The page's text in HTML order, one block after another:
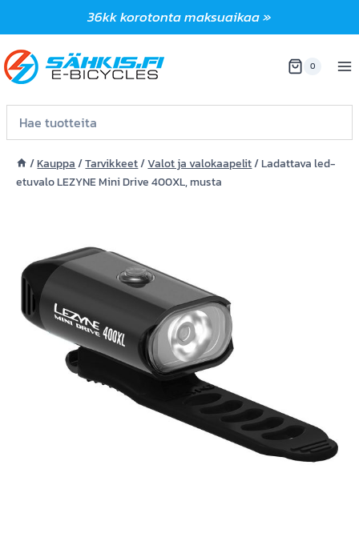
sisältöön
36kk korotonta maksuaikaa »
0
/Kauppa /Tarvikkeet/Valot ja valokaapelit/Ladattava led-
etuvalo LEZYNE Mini Drive 400XL, musta